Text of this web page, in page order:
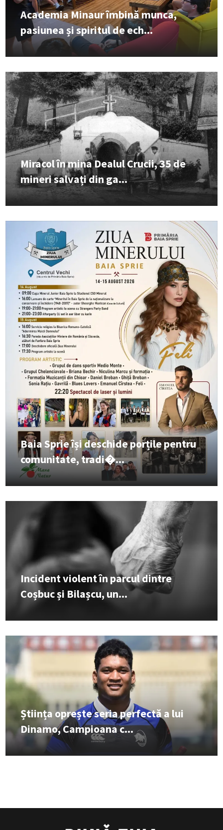
Academia Minaur îmbină munca,
pasiunea și spiritul de ech...
Miracol în mina Dealul Crucii, 35 de
mineri salvați din ga...
Baia Sprie își deschide porțile pentru
comunitate, tradi�...
Incident violent în parcul dintre
Coșbuc și Bilașcu, un...
Știința oprește seria perfectă a lui
Dinamo, Campioana c...